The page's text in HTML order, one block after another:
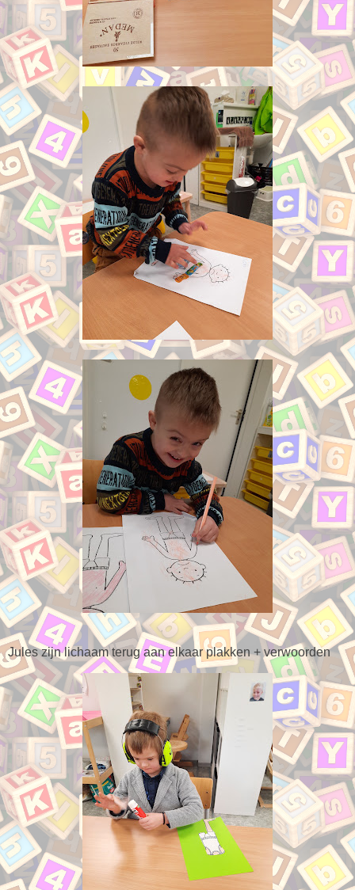
Jules zijn lichaam terug aan elkaar plakken + verwoorden